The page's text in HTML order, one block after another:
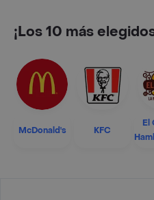
¡Los 10 más
McDonald's KFC
El